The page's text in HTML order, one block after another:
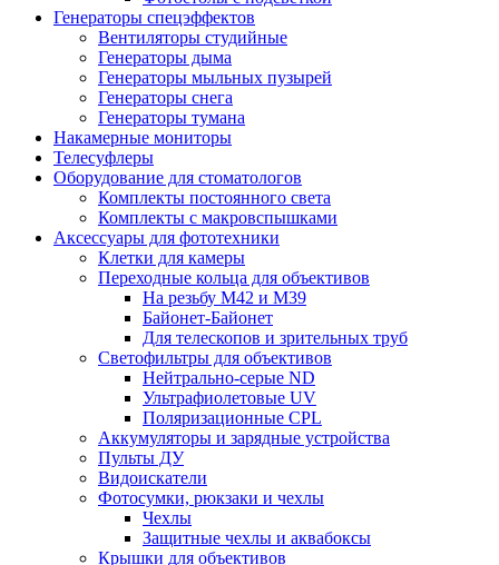
Генераторы спецэффектов
Вентиляторы студийные
Генераторы дыма
Генераторы мыльных пузырей
Генераторы снега
Генераторы тумана
Накамерные мониторы
Телесуфлеры
Оборудование для стоматологов
Комплекты постоянного света
Комплекты с макровспышками
Аксессуары для фототехники
Клетки для камеры
Переходные кольца для объективов
На резьбу М42 и М39
Байонет-Байонет
Для телескопов и зрительных труб
Светофильтры для объективов
Нейтрально-серые ND
Ультрафиолетовые UV
Поляризационные CPL
Аккумуляторы и зарядные устройства
Пульты ДУ
Видоискатели
Фотосумки, рюкзаки и чехлы
Чехлы
Защитные чехлы и аквабоксы
Крышки для объективов